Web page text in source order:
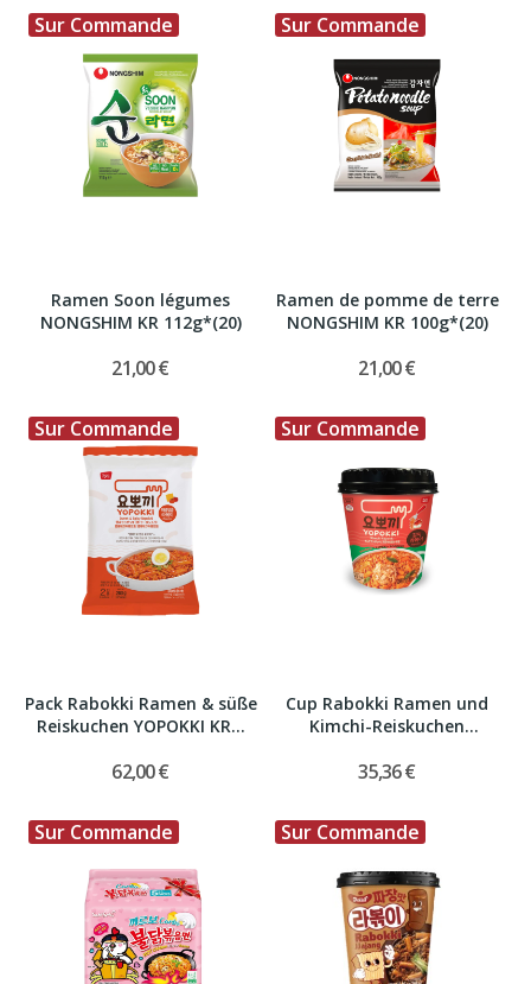
Sur Commande
Ramen Soon légumes
NONGSHIM KR 112g*(20)
21,00 €
Sur Commande
Ramen de pomme de terre
NONGSHIM KR 100g*(20)
21,00 €
Sur Commande
Pack Rabokki Ramen & süße
Reiskuchen YOPOKKI KR...
62,00 €
Sur Commande
Cup Rabokki Ramen und
Kimchi-Reiskuchen
35,36 €
Sur Commande Sur Commande